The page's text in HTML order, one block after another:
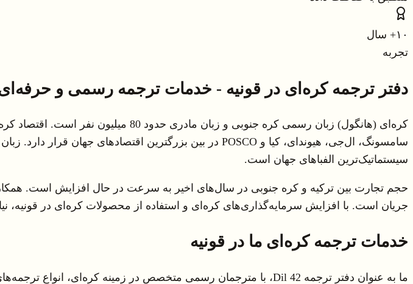
۱۰+ سال
تجربه
دفتر ترجمه کره‌ای در قونیه - خدمات ترجمه رسمی و
کره‌ای (هانگول) زبان رسمی کره جنوبی و
سیستماتیک‌ترین الفباهای جهان است.
حجم تجارت بین ترکیه و کره جنوبی در سال‌های اخیر به سرعت در حال افزایش است.
جریان است. با افزایش سرمایه‌گذاری‌های کره‌ای و استفاده از محصولات کره‌ای در قونیه،
خدمات ترجمه کره‌ای ما در قونیه
ما به عنوان دفتر ترجمه 42 Dil، با مترجمان رسمی متخصص در زمینه کره‌ای، انواع ترجمه‌های رسمی و خصوصی اسناد را به طور کامل آماده می‌کنیم. دامنه خدمات ما: